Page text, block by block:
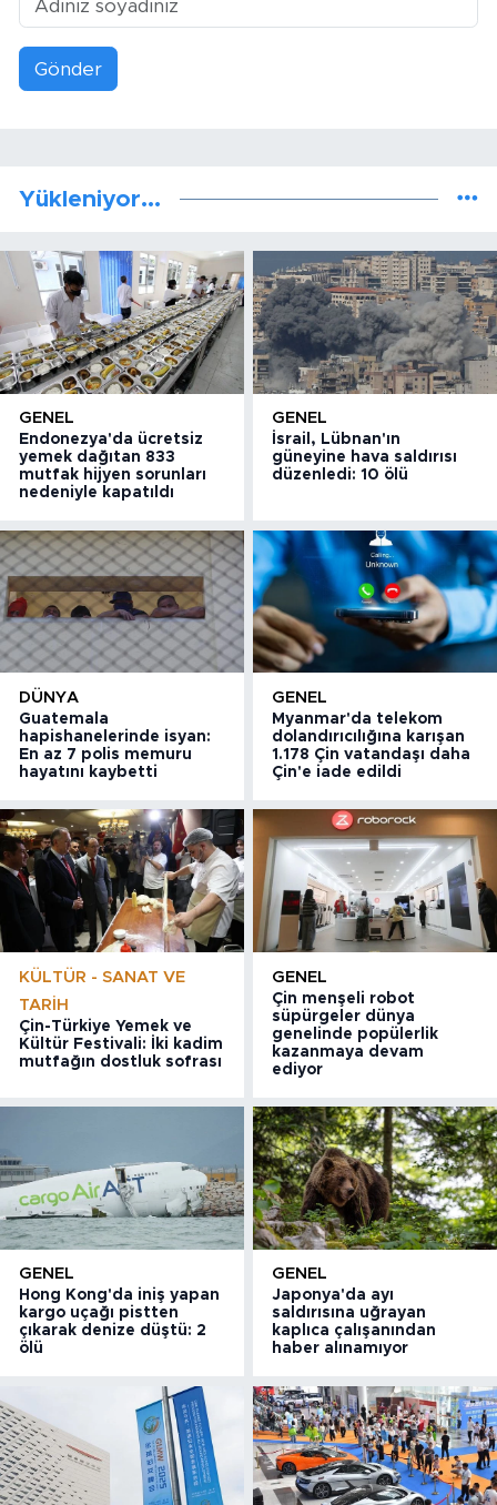
Gönder
Yükleniyor...
GENEL
Endonezya'da ücretsiz
yemek dağıtan 833
mutfak hijyen sorunları
nedeniyle kapatıldı
GENEL
İsrail, Lübnan'ın
güneyine hava saldırısı
düzenledi: 10 ölü
DÜNYA
Guatemala
hapishanelerinde isyan:
En az 7 polis memuru
hayatını kaybetti
GENEL
Myanmar'da telekom
dolandırıcılığına karışan
1.178 Çin vatandaşı daha
Çin'e iade edildi
KÜLTÜR - SANAT VE
TARIH
Çin-Türkiye Yemek ve
Kültür Festivali: İki kadim
mutfağın dostluk sofrası
GENEL
Çin menşeli robot
süpürgeler dünya
genelinde popülerlik
kazanmaya devam
ediyor
GENEL
Hong Kong'da iniş yapan
kargo uçağı pistten
çıkarak denize düştü: 2
ölü
GENEL
Japonya'da ayı
saldırısına uğrayan
kaplıca çalışanından
haber alınamıyor